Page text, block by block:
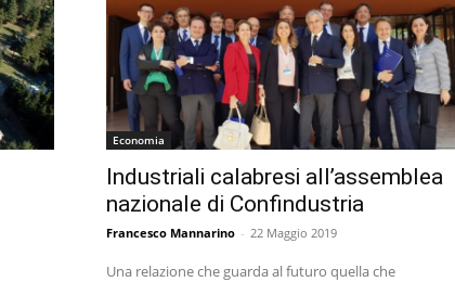
Economia
Industriali calabresi all’assemblea
nazionale di Confindustria
Francesco Mannarino - 22 Maggio 2019
Una relazione che guarda al futuro quella che